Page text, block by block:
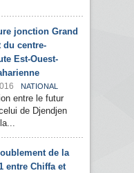
jonction Grand
du centre-
Est-Ouest-
NATIONAL
entre le futur
de Djendjen
de la
entre Chiffa et